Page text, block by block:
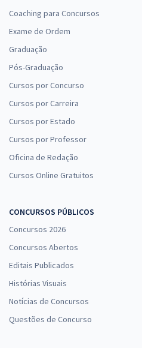
Coaching para Concursos
Exame de Ordem
Graduação
Pós-Graduação
Cursos por Concurso
Cursos por Carreira
Cursos por Estado
Cursos por Professor
Oficina de Redação
Cursos Online Gratuitos
CONCURSOS PÚBLICOS
Concursos 2026
Concursos Abertos
Editais Publicados
Histórias Visuais
Notícias de Concursos
Questões de Concurso